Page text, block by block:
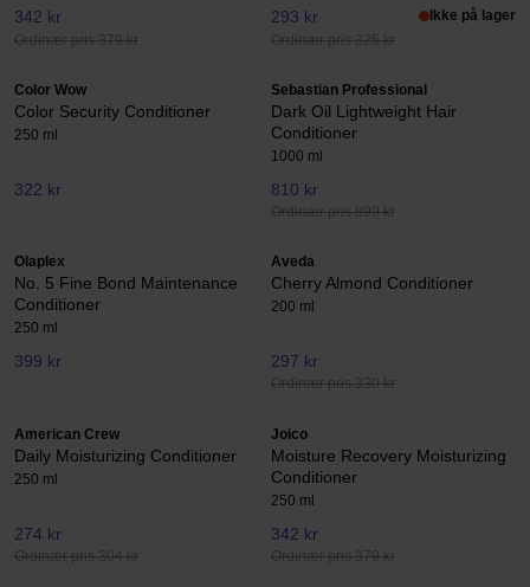
342 kr
Ordinær pris 379 kr
293 kr
Ordinær pris 325 kr
Ikke på lager
Color Wow
Color Security Conditioner
250 ml
322 kr
Sebastian Professional
Dark Oil Lightweight Hair
Conditioner
1000 ml
810 kr
Ordinær pris 899 kr
Olaplex
No. 5 Fine Bond Maintenance
Conditioner
250 ml
399 kr
Aveda
Cherry Almond Conditioner
200 ml
297 kr
Ordinær pris 330 kr
American Crew
Daily Moisturizing Conditioner
250 ml
274 kr
Ordinær pris 304 kr
Joico
Moisture Recovery Moisturizing
Conditioner
250 ml
342 kr
Ordinær pris 379 kr